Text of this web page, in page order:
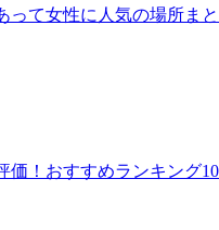
って女性に人気の場所まと
価！おすすめランキング10